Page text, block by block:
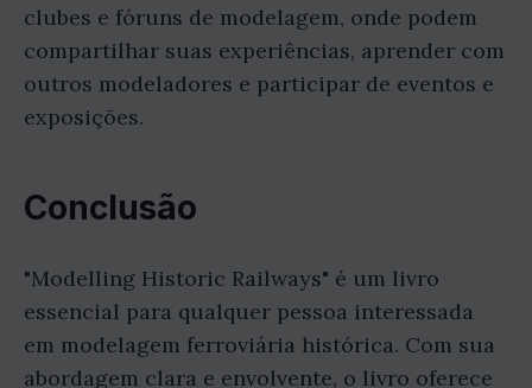
clubes e fóruns de modelagem, onde podem
compartilhar suas experiências, aprender com
outros modeladores e participar de eventos e
exposições.
Conclusão
"Modelling Historic Railways" é um livro
essencial para qualquer pessoa interessada
em modelagem ferroviária histórica. Com sua
abordagem clara e envolvente, o livro oferece